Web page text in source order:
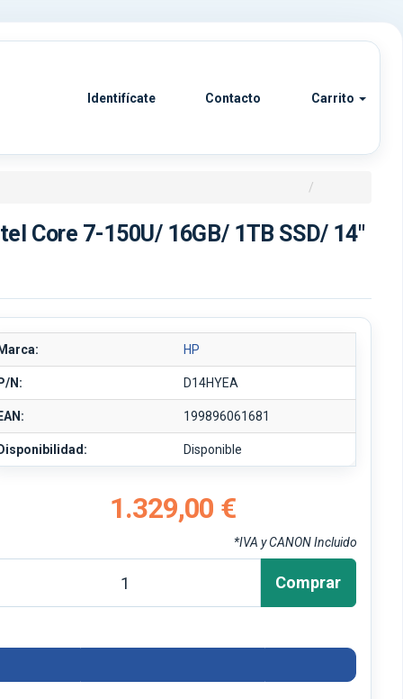
Identifícate Contacto Carrito
Core 7-150U/ 16GB/ 1TB SSD/ 14"
HP
N: D14HYEA
199896061681
Disponible
1.329,00 €
*IVA y CANON Incluido
Comprar